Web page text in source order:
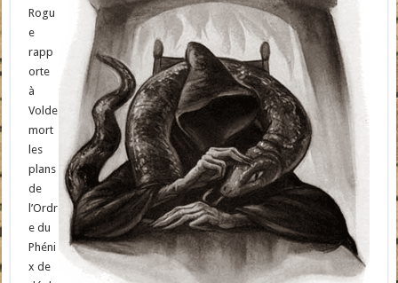
Rogu
e
rapp
orte
à
Volde
mort
les
plans
de
l’Ordr
e du
Phéni
x de